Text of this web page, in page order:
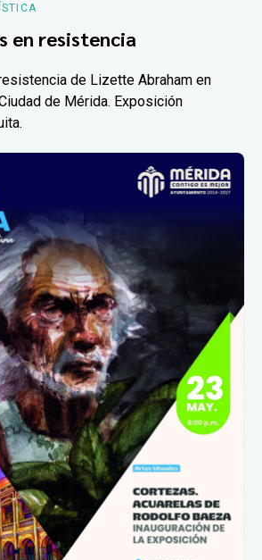
en resistencia
de Lizette Abraham en
de Mérida. Exposición